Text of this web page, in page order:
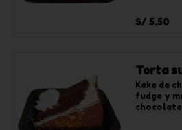
S/ 5.50
Torta
Keke de
fudge y